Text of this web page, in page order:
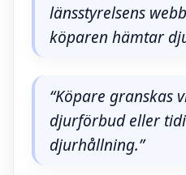
länsstyrelsens
köparen hämtar
“Köpare granskas
djurförbud eller
djurhållning.”